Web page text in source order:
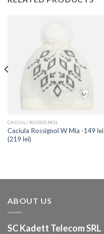
CACIULI ROSSIGNOL
Caciula Rossignol W Mia -149 lei
(219 lei)
ABOUT US
SC Kadett Telecom SRL